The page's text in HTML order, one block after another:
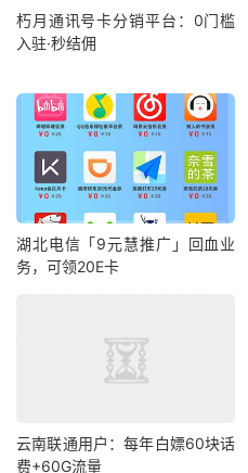
朽月通讯号卡分销平台：0门槛
入驻·秒结佣
湖北电信「9元慧推广」回血业
务，可领20E卡
云南联通用户：每年白嫖60块话
费+60G流量